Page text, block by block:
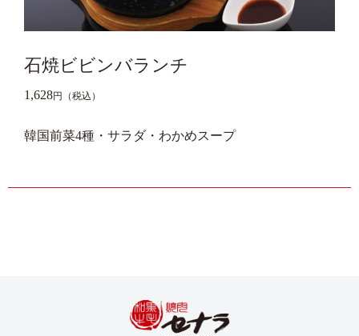
石焼ビビンバランチ
1,628円（税込）
韓国前菜4種・サラダ・わかめスープ